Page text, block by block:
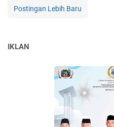
Postingan Lebih Baru
IKLAN